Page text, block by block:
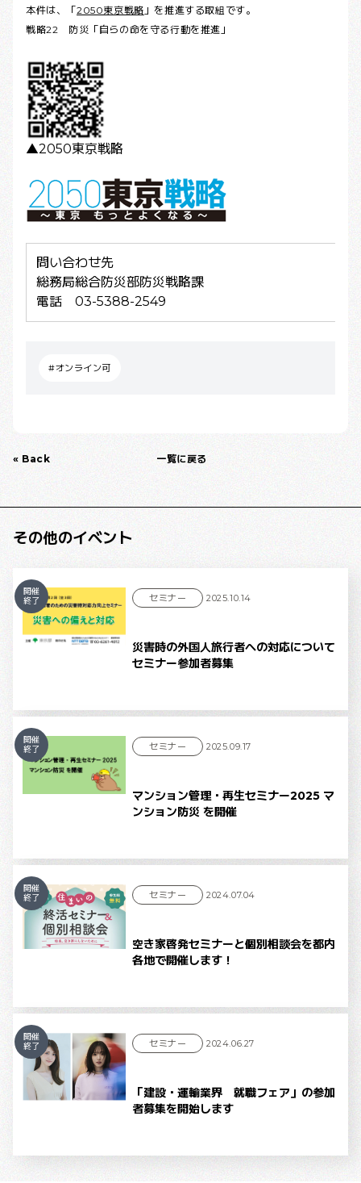
本件は、「2050東京戦略 」を推進する取組です。
戦略22 防災「自らの命を守る行動を推進」
▲2050東京戦略
問い合わせ先
総務局総合防災部防災戦略課
電話 03-5388-2549
#オンライン可
« Back 一覧に戻る
その他のイベント
開催
終了
災害時の外国人旅行者への対応について
セミナー参加者募集
セミナー 2025.10.14
開催
終了
マンション管理・再生セミナー2025 マ
ンション防災 を開催
セミナー 2025.09.17
開催
終了
空き家啓発セミナーと個別相談会を都内
各地で開催します！
セミナー 2024.07.04
開催
終了
「建設・運輸業界 就職フェア」の参加
者募集を開始します
セミナー 2024.06.27